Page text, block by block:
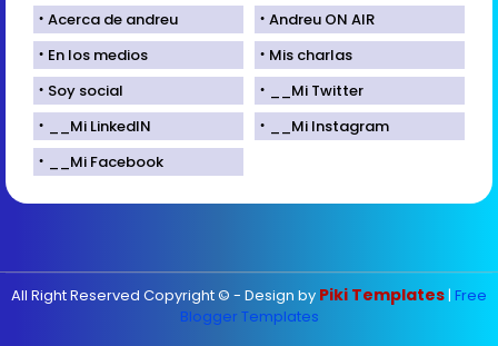
Acerca de andreu
Andreu ON AIR
En los medios
Mis charlas
Soy social
__Mi Twitter
__Mi LinkedIN
__Mi Instagram
__Mi Facebook
All Right Reserved Copyright © - Design by Piki Templates| Free
Blogger Templates